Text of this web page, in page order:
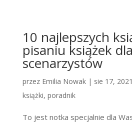
10 najlepszych
pisaniu książek
scenarzystów
przez Emilia Nowak| sie 17, 2021
książki, poradnik
To jest notka specjalnie dla